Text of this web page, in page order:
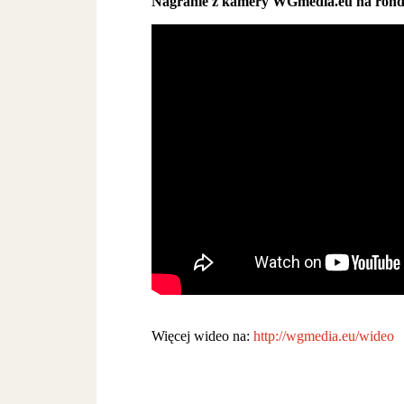
Więcej wideo na: http://wgmedia.eu/wideo